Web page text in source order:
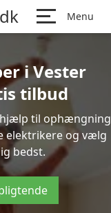
Menu
i Vester
tilbud
hjælp til ophængning
elektrikere og vælg
bedst.